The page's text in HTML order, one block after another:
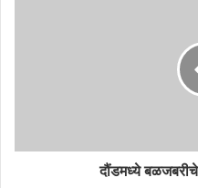
दौंडमध्ये बळजबरीचे